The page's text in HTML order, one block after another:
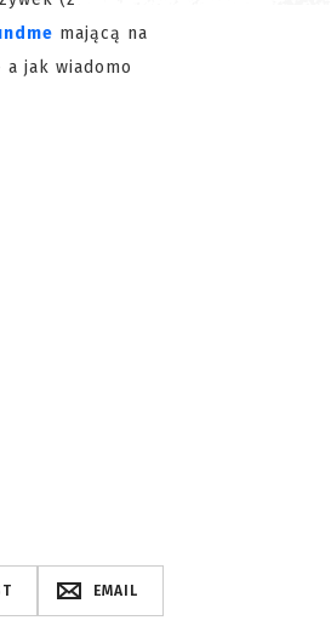
mającą na
jak wiadomo
EMAIL